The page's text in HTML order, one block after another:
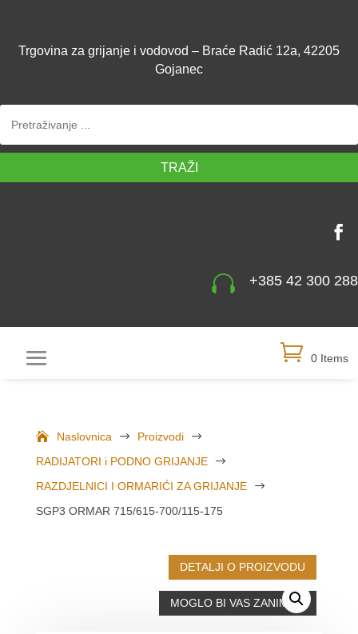
Trgovina za grijanje i vodovod – Braće Radić 12a, 42205
Gojanec
TRAŽI
 +385 42 300 288
0 Items
Naslovnica $ Proizvodi
$
RADIJATORI i PODNO GRIJANJE
$
RAZDJELNICI I ORMARIĆI ZA GRIJANJE
$
SGP3 ORMAR 715/615-700/115-175
DETALJI O PROIZVODU
MOGLO BI VAS ZANIMATI